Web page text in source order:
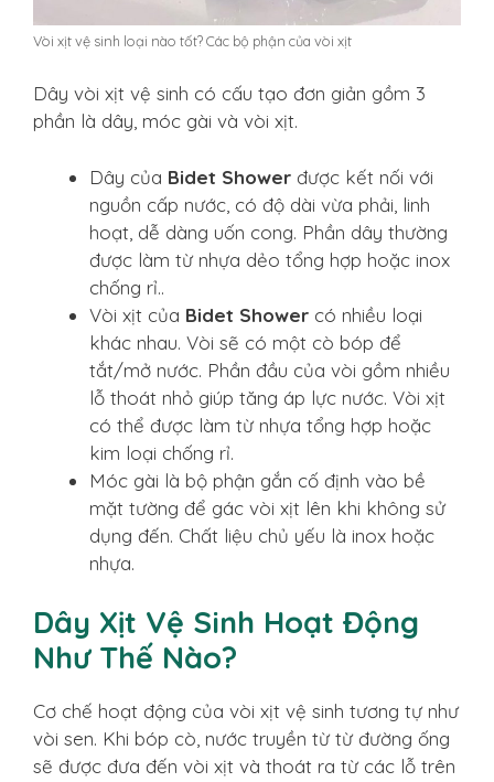
Vòi xịt vệ sinh loại nào tốt? Các bộ phận của vòi xịt
Dây vòi xịt vệ sinh có cấu tạo đơn giản gồm 3
phần là dây, móc gài và vòi xịt.
Dây của Bidet Shower được kết nối với
nguồn cấp nước, có độ dài vừa phải, linh
hoạt, dễ dàng uốn cong. Phần dây thường
được làm từ nhựa dẻo tổng hợp hoặc inox
chống rỉ..
Vòi xịt của Bidet Shower có nhiều loại
khác nhau. Vòi sẽ có một cò bóp để
tắt/mở nước. Phần đầu của vòi gồm nhiều
lỗ thoát nhỏ giúp tăng áp lực nước. Vòi xịt
có thể được làm từ nhựa tổng hợp hoặc
kim loại chống rỉ.
Móc gài là bộ phận gắn cố định vào bề
mặt tường để gác vòi xịt lên khi không sử
dụng đến. Chất liệu chủ yếu là inox hoặc
nhựa.
Dây Xịt Vệ Sinh Hoạt Động
Như Thế Nào?
Cơ chế hoạt động của vòi xịt vệ sinh tương tự như
vòi sen. Khi bóp cò, nước truyền từ từ đường ống
sẽ được đưa đến vòi xịt và thoát ra từ các lỗ trên